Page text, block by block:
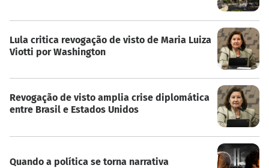
Lula critica revogação de visto de Maria Luiza
Viotti por Washington
Revogação de visto amplia crise diplomática
entre Brasil e Estados Unidos
Quando a política se torna narrativa